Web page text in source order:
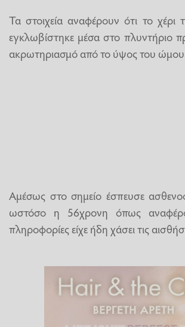
Τα στοιχεία αναφέρουν ότι το χέρι
εγκλωβίστηκε μέσα στο πλυντήριο
ακρωτηριασμό από το ύψος του
Αμέσως στο σημείο έσπευσε
ωστόσο η 56χρονη όπως
πληροφορίες είχε ήδη χάσει τις